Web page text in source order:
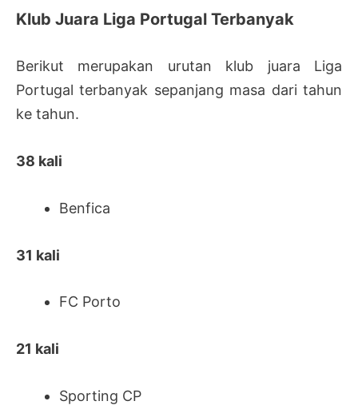
Klub Juara Liga Portugal Terbanyak
Berikut merupakan urutan klub juara Liga
Portugal terbanyak sepanjang masa dari tahun
ke tahun.
38 kali
Benfica
31 kali
FC Porto
21 kali
Sporting CP